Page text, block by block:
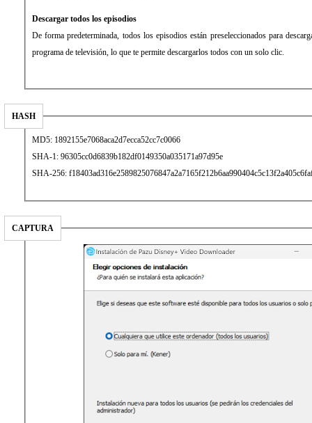
Descargar todos los episodios
De forma predeterminada, todos los episodios están preseleccionados para
programa de televisión, lo que te permite descargarlos todos con un solo clic.
HASH
MD5: 1892155e7068aca2d7ecca52cc7c0066
SHA-1: 96305cc0d6839b182df0149350a035171a97d95e
SHA-256:
CAPTURA